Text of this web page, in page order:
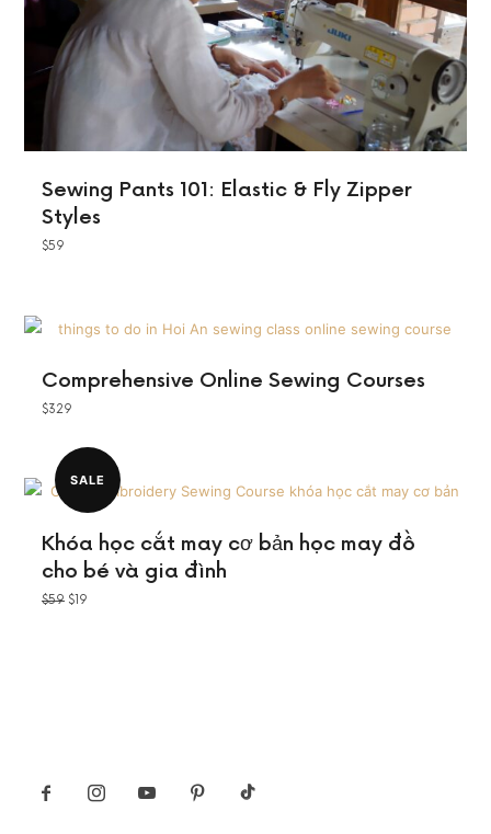
Sewing Pants 101: Elastic & Fly Zipper
Styles
$59
Comprehensive Online Sewing Courses
$329
SALE
Khóa học cắt may cơ bản học may đồ
cho bé và gia đình
$59 ORIGINAL
$19